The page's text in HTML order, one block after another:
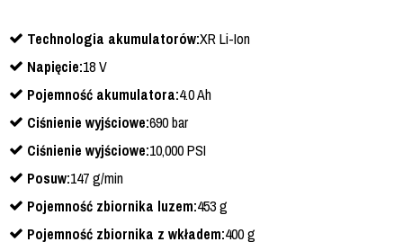
Technologia akumulatorów:XR Li-Ion
Napięcie:18 V
Pojemność akumulatora:4.0 Ah
Ciśnienie wyjściowe:690 bar
Ciśnienie wyjściowe:10,000 PSI
Posuw:147 g/min
Pojemność zbiornika luzem:453 g
Pojemność zbiornika z wkładem:400 g